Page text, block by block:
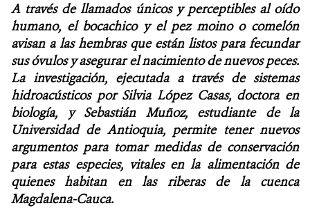
PUBLICACIONES
ALIADOS Y ALIANZAS
COBERTURA EN MEDIOS DE COMUNICACIÓN
INFORME ANUAL WCS
MECANISMO DE ATENCIÓN DE QUEJAS Y RECLAMOS
DONA
A través de llamados únicos y perceptibles al oído
humano, el bocachico y el pez moino o comelón
avisan a las hembras que están listos para fecundar
sus óvulos y asegurar el nacimiento de nuevos peces.
La investigación, ejecutada a través de sistemas
hidroacústicos por Silvia López Casas, doctora en
biología, y Sebastián Muñoz, estudiante de la
Universidad de Antioquia, permite tener nuevos
argumentos para tomar medidas de conservación
para estas especies, vitales en la alimentación de
quienes habitan en las riberas de la cuenca
Magdalena-Cauca.